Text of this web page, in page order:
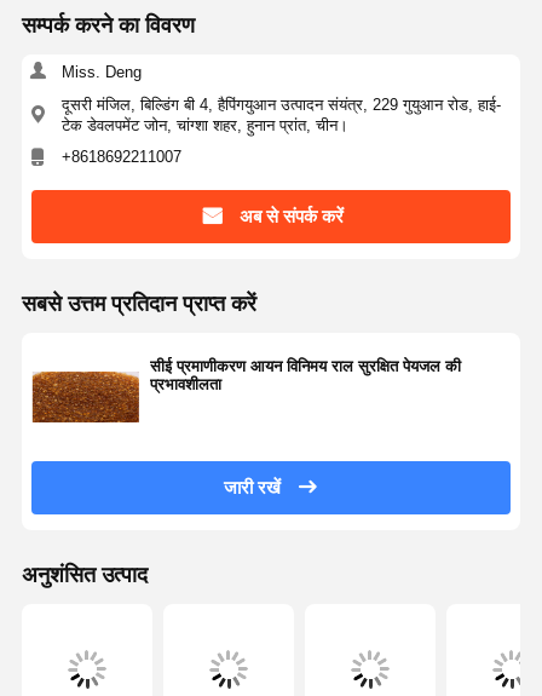
सम्पर्क करने का विवरण
Miss. Deng
दूसरी मंजिल, बिल्डिंग बी 4, हैपिंगयुआन उत्पादन संयंत्र, 229 गुयुआन रोड, हाई-
टेक डेवलपमेंट जोन, चांग्शा शहर, हुनान प्रांत, चीन।
+8618692211007
अब से संपर्क करें
सबसे उत्तम प्रतिदान प्राप्त करें
सीई प्रमाणीकरण आयन विनिमय राल सुरक्षित पेयजल की
प्रभावशीलता
जारी रखें
अनुशंसित उत्पाद